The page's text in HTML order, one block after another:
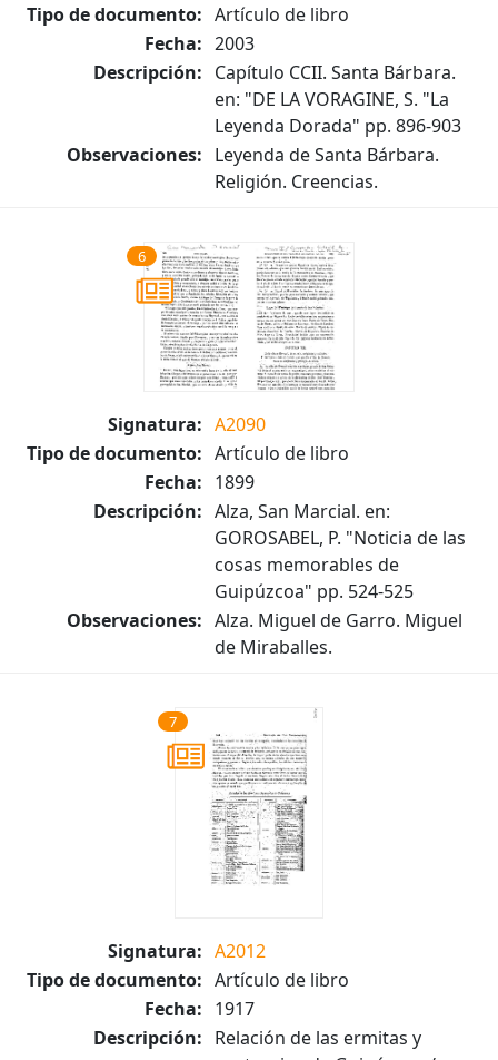
Tipo de documento: Artículo de libro
Fecha: 2003
Descripción: Capítulo CCII. Santa Bárbara.
en: "DE LA VORAGINE, S. "La
Leyenda Dorada" pp. 896-903
Observaciones: Leyenda de Santa Bárbara.
Religión. Creencias.
6
Signatura: A2090
Tipo de documento: Artículo de libro
Fecha: 1899
Descripción: Alza, San Marcial. en:
GOROSABEL, P. "Noticia de las
cosas memorables de
Guipúzcoa" pp. 524-525
Observaciones: Alza. Miguel de Garro. Miguel
de Miraballes.
7
Signatura: A2012
Tipo de documento: Artículo de libro
Fecha: 1917
Descripción: Relación de las ermitas y